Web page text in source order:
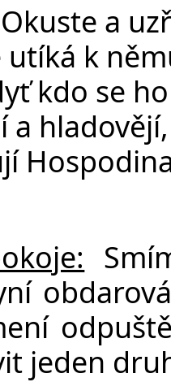
Okuste a
utíká k
kdo se
a
jeden